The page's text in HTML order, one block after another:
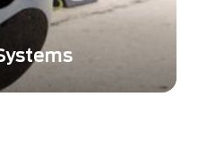
sensing is now